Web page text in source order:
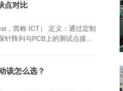
点对比
，简称 ICT） 定义：通过定制
针阵列与PCB上的测试点接
该怎么选？